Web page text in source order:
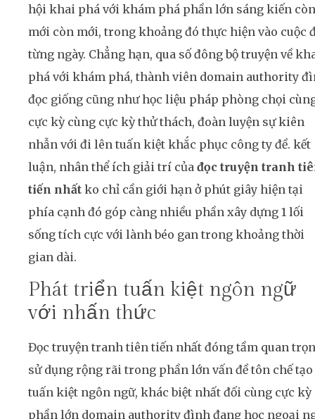
hội khai phá với khám phá phần lớn sáng kiến còn
mới còn mới, trong khoảng đó thực hiện vào cuộc
từng ngày. Chẳng hạn, qua số đông bộ truyện về
phá với khám phá, thành viên domain authority
đọc giống cũng như học liệu pháp phòng chọi
cực kỳ cùng cực kỳ thử thách, đoàn luyện sự kiên
nhẫn với đi lên tuấn kiệt khắc phục công ty đề. kết
luận, nhân thể ích giải trí của đọc truyện tranh
tiến nhất ko chỉ cần giới hạn ở phút giây hiện tại
phía cạnh đó góp càng nhiều phần xây dựng 1 lối
sống tích cực với lành béo gan trong khoảng thời
gian dài.
Phát triển tuấn kiệt ngôn ngữ
với nhấn thức
Đọc truyện tranh tiên tiến nhất đóng tầm quan
sử dụng rộng rãi trong phần lớn vấn đề tôn chế
tuấn kiệt ngôn ngữ, khác biệt nhất đối cùng cực kỳ
phần lớn domain authority đình đang học ngoại